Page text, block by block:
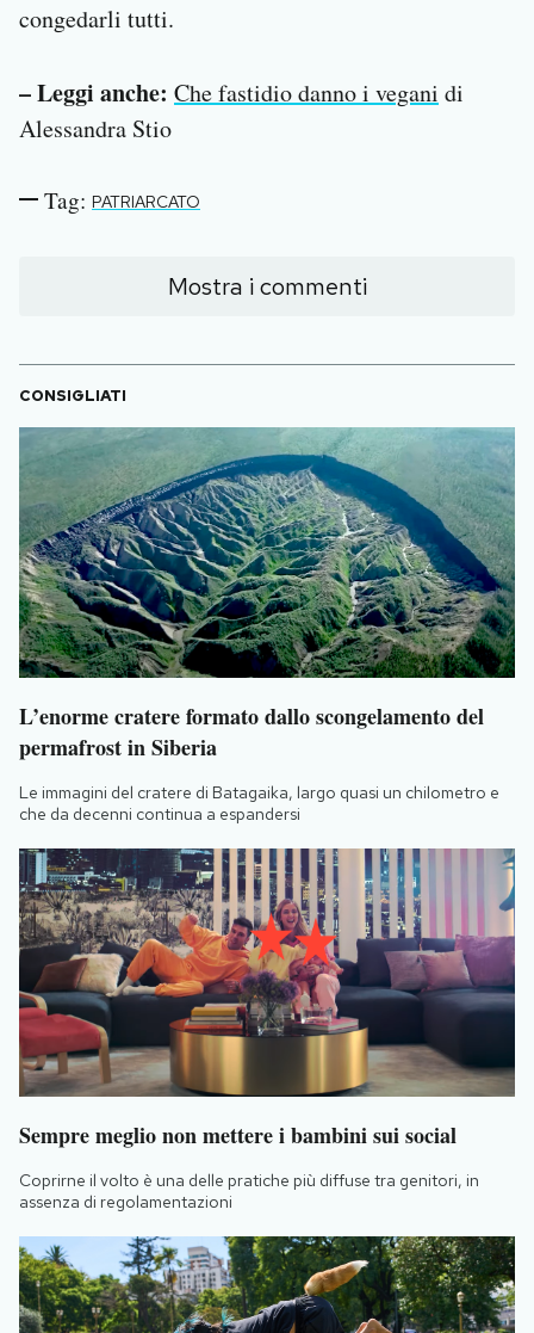
congedarli tutti.
– Leggi anche: Che fastidio danno i vegani di
Alessandra Stio
Tag: PATRIARCATO
Mostra i commenti
CONSIGLIATI
L’enorme cratere formato dallo scongelamento del
permafrost in Siberia
Le immagini del cratere di Batagaika, largo quasi un chilometro e
che da decenni continua a espandersi
Sempre meglio non mettere i bambini sui social
Coprirne il volto è una delle pratiche più diffuse tra genitori, in
assenza di regolamentazioni